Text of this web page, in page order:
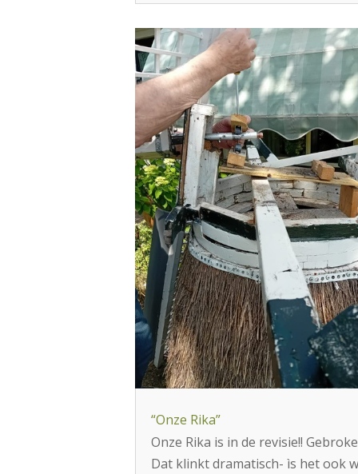
“Onze Rika”
Onze Rika is in de revisie!!
Dat klinkt dramatisch- ìs het ook